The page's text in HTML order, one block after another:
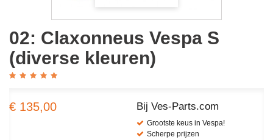
02: Claxonneus Vespa S
(diverse kleuren)
€ 135,00 Bij Ves-Parts.com
Grootste keus in Vespa!
Scherpe prijzen